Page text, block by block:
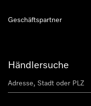
Händlersuche
Geschäftspartner